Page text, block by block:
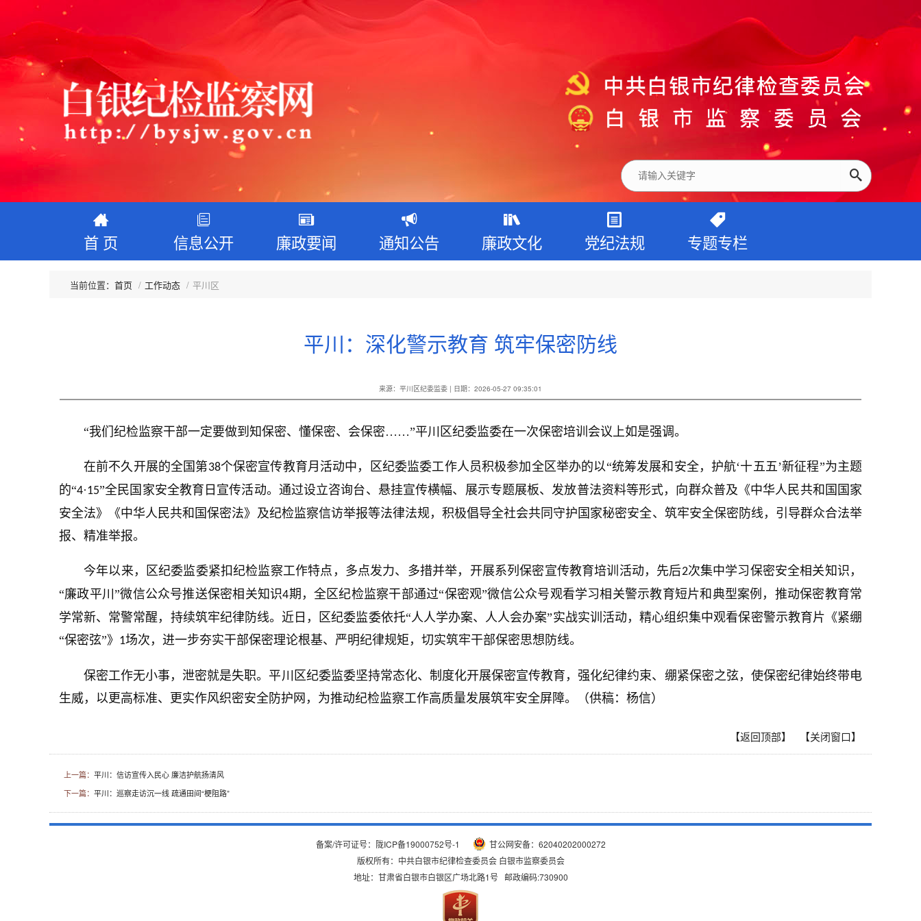
首 页 信息公开 廉政要闻 通知公告 廉政文化 党纪法规 专题专栏
首页 工作动态 平川区
平川：深化警示教育 筑牢保密防线
来源：平川区纪委监委 | 日期：2026-05-27 09:35:01
“我们纪检监察干部一定要做到知保密、懂保密、会保密……”平川区纪委监委在一次保密培训会议上如是强调。
在前不久开展的全国第38个保密宣传教育月活动中，区纪委监委工作人员积极参加全区举办的以“统筹发展和安全，护航‘十五五’新征程”为主题
的“4·15”全民国家安全教育日宣传活动。通过设立咨询台、悬挂宣传横幅、展示专题展板、发放普法资料等形式，向群众普及《中华人民共和国国家
安全法》《中华人民共和国保密法》及纪检监察信访举报等法律法规，积极倡导全社会共同守护国家秘密安全、筑牢安全保密防线，引导群众合法举
报、精准举报。
今年以来，区纪委监委紧扣纪检监察工作特点，多点发力、多措并举，开展系列保密宣传教育培训活动，先后2次集中学习保密安全相关知识，
“廉政平川”微信公众号推送保密相关知识4期，全区纪检监察干部通过“保密观”微信公众号观看学习相关警示教育短片和典型案例，推动保密教育常
学常新、常警常醒，持续筑牢纪律防线。近日，区纪委监委依托“人人学办案、人人会办案”实战实训活动，精心组织集中观看保密警示教育片《紧绷
“保密弦”》 1场次，进一步夯实干部保密理论根基、严明纪律规矩，切实筑牢干部保密思想防线。
保密工作无小事，泄密就是失职。平川区纪委监委坚持常态化、制度化开展保密宣传教育，强化纪律约束、绷紧保密之弦，使保密纪律始终带电
生威，以更高标准、更实作风织密安全防护网，为推动纪检监察工作高质量发展筑牢安全屏障。（供稿：杨信）
【返回顶部】 【关闭窗口】
上一篇： 平川：信访宣传入民心 廉洁护航扬清风
下一篇： 平川：巡察走访沉一线 疏通田间“梗阻路”
备案/许可证号： 陇ICP备19000752号-1
甘公网安备：62040202000272
版权所有：中共白银市纪律检查委员会 白银市监察委员会
地址：甘肃省白银市白银区广场北路1号 邮政编码:730900